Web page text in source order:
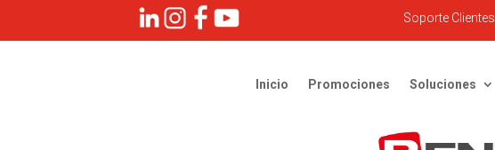
Soporte Clientes
Inicio Promociones Soluciones